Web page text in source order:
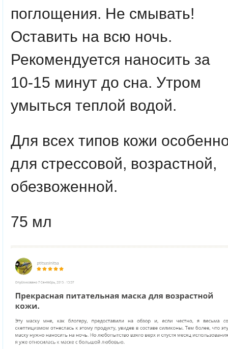
поглощения. Не смывать!
Оставить на всю ночь.
Рекомендуется наносить за
10-15 минут до сна. Утром
умыться теплой водой.
Для всeх типов кожи
для стрессовой, возрастной,
обезвоженной.
75 мл